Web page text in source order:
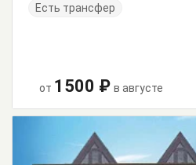
Есть трансфер
от 1500 ₽ в августе